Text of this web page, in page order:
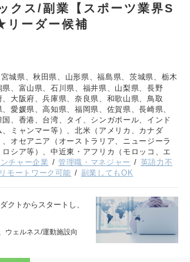
クス/副業【スポーツ業界S
ーダー候補
城県、秋田県、山形県、福島県、茨城県、栃木
、富山県、石川県、福井県、山梨県、長野
大阪府、兵庫県、奈良県、和歌山県、鳥取
愛媛県、高知県、福岡県、佐賀県、長崎県、
、香港、台湾、タイ、シンガポール、インド
ミャンマー等）、北米（アメリカ、カナダ
オセアニア（オーストラリア、ニュージーラ
シア等）、中近東・アフリカ（モロッコ、エ
チャー企業 管理職・マネジャー
英語力不
リモートワーク可能 副業してもOK
クトからスタートし、
ウェルネス/運動施設向